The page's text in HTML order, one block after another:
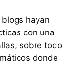
hayan
con una
sobre todo
donde